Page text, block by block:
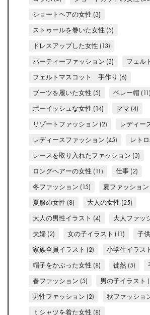
ショートヘアの女性 (3)
ストゥールを巻いた女性 (5)
ドレスアップした女性 (13)
パーティーファッション (3) フェル
フェルトマスコット 手作り (6)
ブーツを履いた女性 (5) ベレー帽 (11)
ボーイッシュな女性 (14) ママ (4)
リゾートファッション (2) レディー
レディースファッション (45) レト
レースを取り入れたファッション (3)
ロングヘアーの女性 (11) 仕事 (2)
冬ファッション (15) 夏ファッション
夏服の女性 (8) 大人の女性 (25)
大人の男性イラスト (4) 大人ファッ
夫婦 (2) 女の子イラスト (11) 子供
家族全員イラスト (2) 小学生イラス
帽子をかぶった女性 (8) 徒然 (5)
春ファッション (5) 男の子イラスト
男性ファッション (2) 秋ファッショ
ｔシャツを着た女性 (8)